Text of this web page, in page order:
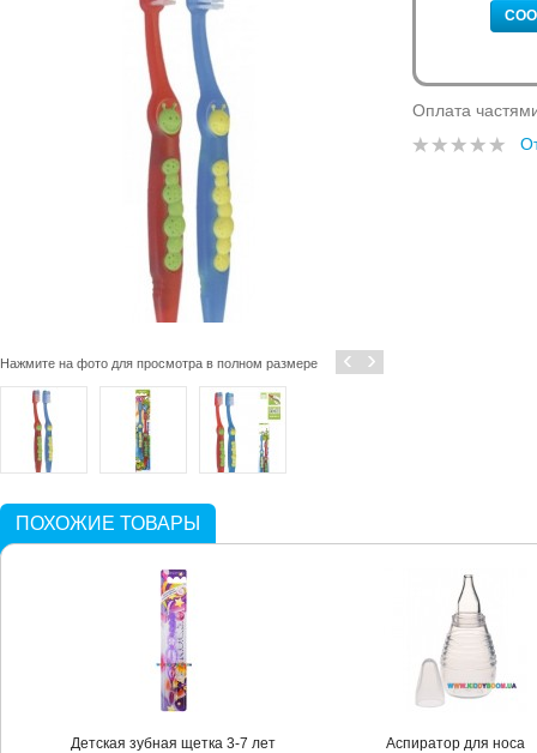
Нажмите на фото для просмотра в полном размере ‹ ›
Оплата
ПОХОЖИЕ ТОВАРЫ
Детская зубная щетка 3-7 лет
Аспиратор для носа